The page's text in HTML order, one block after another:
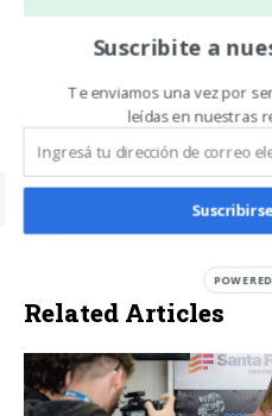
Mariano
https://
Related Articles
Suscribite a
Te enviamos una vez por
leídas en nuestras